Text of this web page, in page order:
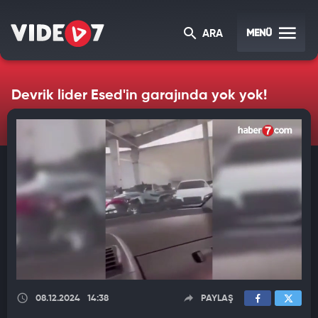
ARA MENÜ
Devrik lider Esed'in garajında yok yok!
08.12.2024 14:38 PAYLAŞ